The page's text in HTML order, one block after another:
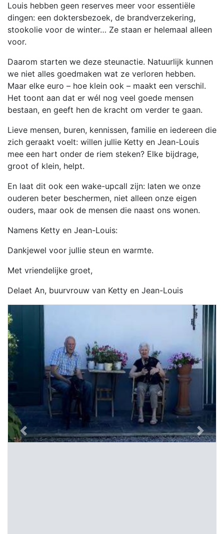
Previous Next
Louis hebben geen reserves meer voor essentiële
dingen: een doktersbezoek, de brandverzekering,
stookolie voor de winter… Ze staan er helemaal alleen
voor.
Daarom starten we deze steunactie. Natuurlijk kunnen
we niet alles goedmaken wat ze verloren hebben.
Maar elke euro – hoe klein ook – maakt een verschil.
Het toont aan dat er wél nog veel goede mensen
bestaan, en geeft hen de kracht om verder te gaan.
Lieve mensen, buren, kennissen, familie en iedereen die
zich geraakt voelt: willen jullie Ketty en Jean-Louis
mee een hart onder de riem steken? Elke bijdrage,
groot of klein, helpt.
En laat dit ook een wake-upcall zijn: laten we onze
ouderen beter beschermen, niet alleen onze eigen
ouders, maar ook de mensen die naast ons wonen.
Namens Ketty en Jean-Louis:
Dankjewel voor jullie steun en warmte.
Met vriendelijke groet,
Delaet An, buurvrouw van Ketty en Jean-Louis